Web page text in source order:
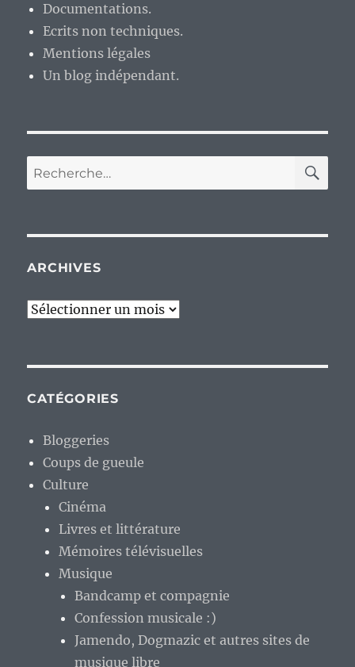
Documentations.
Ecrits non techniques.
Mentions légales
Un blog indépendant.
Recherche
pour :
ARCHIVES
Archives
CATÉGORIES
Bloggeries
Coups de gueule
Culture
Cinéma
Livres et littérature
Mémoires télévisuelles
Musique
Bandcamp et compagnie
Confession musicale :)
Jamendo, Dogmazic et autres sites de
musique libre